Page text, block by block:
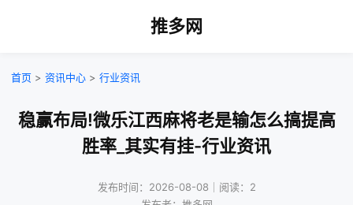
推多网
首页 > 资讯中心 > 行业资讯
稳赢布局!微乐江西麻将老是输怎么搞提高
胜率_其实有挂-行业资讯
发布时间：2026-08-08｜阅读：2